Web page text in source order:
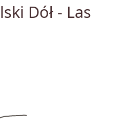
Dół - Las